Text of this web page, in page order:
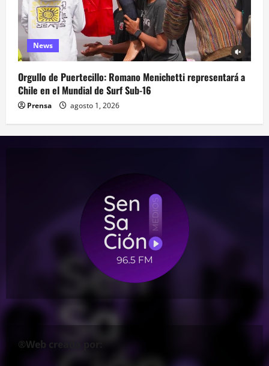
News
Orgullo de Puertecillo: Romano Menichetti representará a
Chile en el Mundial de Surf Sub-16
Prensa agosto 1, 2026
®Web creada por: